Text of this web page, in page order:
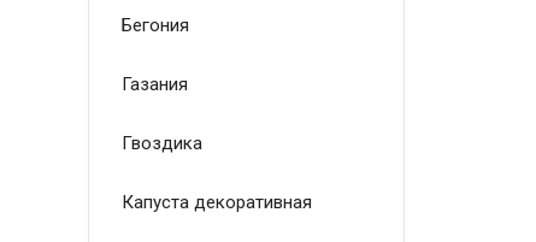
Бегония
Газания
Гвоздика
Капуста декоративная